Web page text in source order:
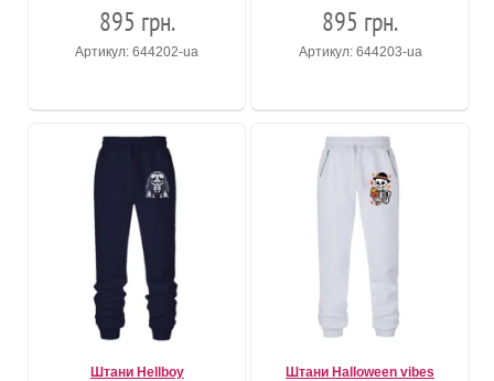
895 грн.
Артикул: 644202-ua
895 грн.
Артикул: 644203-ua
Штани Hellboy Штани Halloween vibes